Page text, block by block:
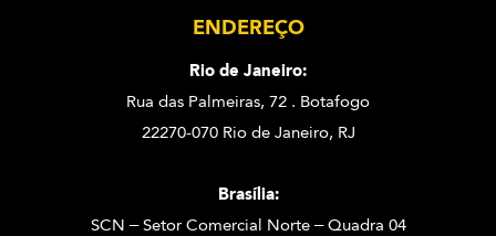
ENDEREÇO
Rio de Janeiro:
Rua das Palmeiras, 72 . Botafogo
22270-070 Rio de Janeiro, RJ
Brasília:
SCN – Setor Comercial Norte – Quadra 04